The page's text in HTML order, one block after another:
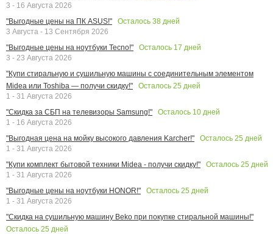
3 - 16 Августа 2026
"Выгодные цены на ПК ASUS!"
Осталось 38 дней
3 Августа - 13 Сентября 2026
"Выгодные цены на ноутбуки Tecno!"
Осталось 17 дней
3 - 23 Августа 2026
"Купи стиральную и сушильную машины с соединительным элементом
Midea или Toshiba — получи скидку!"
Осталось 25 дней
1 - 31 Августа 2026
"Скидка за СБП на телевизоры Samsung!"
Осталось 10 дней
1 - 16 Августа 2026
"Выгодная цена на мойку высокого давления Karcher!"
Осталось 25 дней
1 - 31 Августа 2026
"Купи комплект бытовой техники Midea - получи скидку!"
Осталось 25 дней
1 - 31 Августа 2026
"Выгодные цены на ноутбуки HONOR!"
Осталось 25 дней
1 - 31 Августа 2026
"Скидка на сушильную машину Beko при покупке стиральной машины!"
Осталось 25 дней